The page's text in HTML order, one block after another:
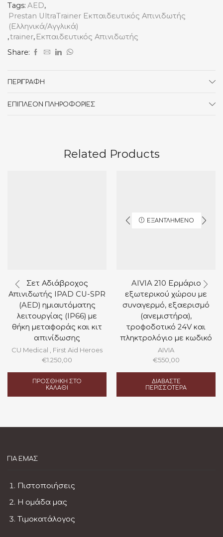
Tags: AED,
Prestan UltraTrainer Εκπαιδευτικός Απινιδωτής
(Ελληνικά/Αγγλικά)
,trainer, Εκπαιδευτικός Απινιδωτής
Share:
ΠΕΡΙΓΡΑΦΉ
ΕΠΙΠΛΈΟΝ ΠΛΗΡΟΦΟΡΊΕΣ
Related Products
Σετ Αδιάβροχος
Απινιδωτής IPAD CU-SPR
(AED) ημιαυτόματης
λειτουργίας (IP66) με
θήκη μεταφοράς και κιτ
απινίδωσης
CU Medical
First Aid Heroes
€1.250,00
ΠΡΟΣΘΉΚΗ ΣΤΟ
ΚΑΛΆΘΙ
ΕΞΑΝΤΛΗΜΈΝΟ
AIVIA 210 Ερμάριο
εξωτερικού χώρου με
συναγερμό, εξαερισμό
(ανεμιστήρα),
τροφοδοτικό 24V και
πληκτρολόγιο με κωδικό
AIVIA
€550,00
ΔΙΑΒΆΣΤΕ
ΠΕΡΙΣΣΌΤΕΡΑ
ΓΙΑ ΕΜΆΣ
Πιστοποιήσεις
Η ομάδα μας
Τιμοκατάλογος